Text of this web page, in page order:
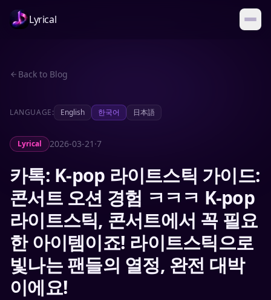
Lyrical
Back to Blog
LANGUAGE: English 한국어 日本語
Lyrical 2026-03-21 ·7
카톡: K-pop 라이트스틱 가이드:
콘서트 오션 경험 ㅋㅋㅋ K-pop
라이트스틱, 콘서트에서 꼭 필요
한 아이템이죠! 라이트스틱으로
빛나는 팬들의 열정, 완전 대박
이에요!